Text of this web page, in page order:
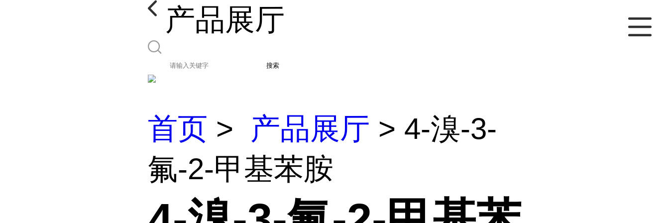
产品展厅
搜索
首页 > 产品展厅 > 4-溴-3-
氟-2-甲基苯胺